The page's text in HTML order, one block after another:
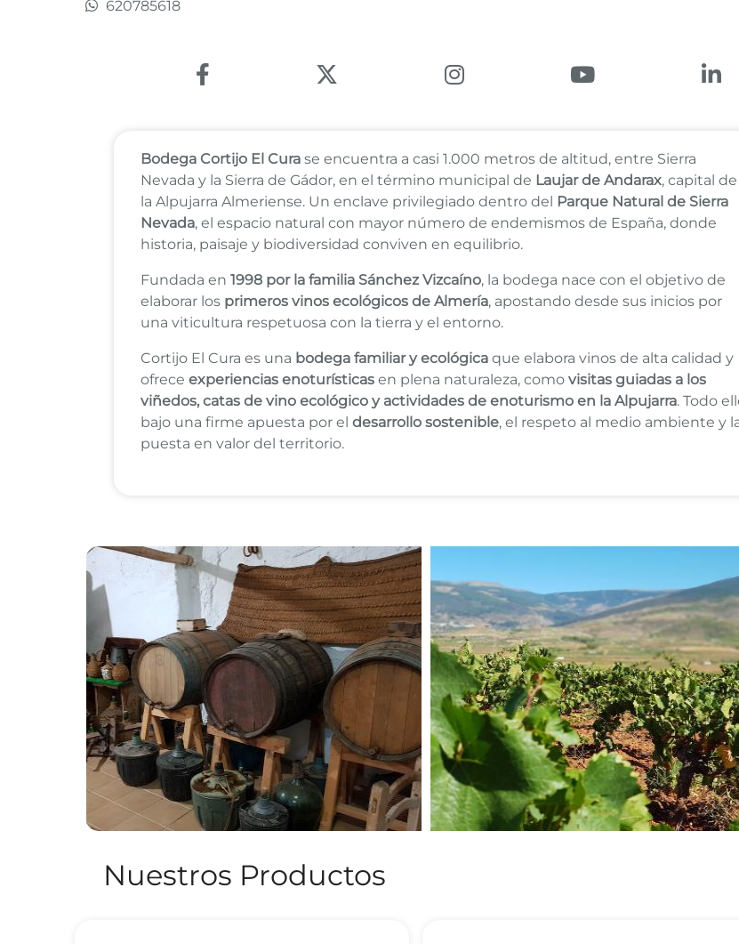
620785618
Enlace a Facebook Enlace a X (Twitter)Enlace a InstagramEnlace a Youtube
Bodega Cortijo El Cura se encuentra a casi 1.000 metros de altitud, entre Sierra
Nevada y la Sierra de Gádor, en el término municipal de Laujar de Andarax, capital de
la Alpujarra Almeriense. Un enclave privilegiado dentro del
Parque Natural de Sierra
Nevada, el espacio natural con mayor número de endemismos de España, donde
historia, paisaje y biodiversidad conviven en equilibrio.
Fundada en 1998 por la familia Sánchez Vizcaíno, la bodega nace con el objetivo de
elaborar los primeros vinos ecológicos de Almería, apostando desde sus inicios por
una viticultura respetuosa con la tierra y el entorno.
Cortijo El Cura es una bodega familiar y ecológica que elabora vinos de alta calidad y
ofrece experiencias enoturísticas en plena naturaleza, como visitas guiadas a los
viñedos, catas de vino ecológico y actividades de enoturismo en la Alpujarra. Todo
bajo una firme apuesta por el desarrollo sostenible, el respeto al medio ambiente y
puesta en valor del territorio.
Nuestros Productos